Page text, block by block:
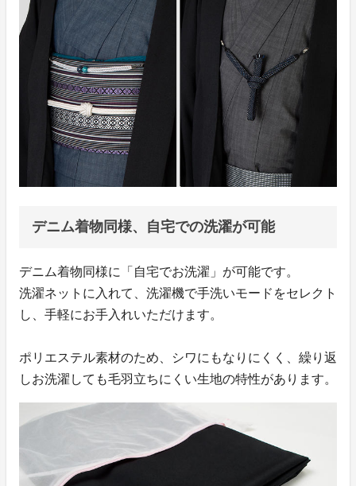
デニム着物同様、自宅での洗濯が可能
デニム着物同様に「自宅でお洗濯」が可能です。
洗濯ネットに入れて、洗濯機で手洗いモードをセレクト
し、手軽にお手入れいただけます。
ポリエステル素材のため、シワにもなりにくく、繰り返
しお洗濯しても毛羽立ちにくい生地の特性があります。